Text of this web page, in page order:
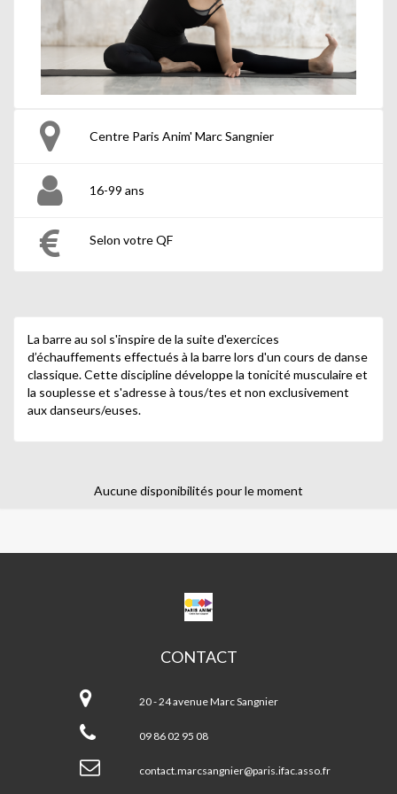
Centre Paris Anim' Marc Sangnier
16-99 ans
Selon votre QF
La barre au sol s'inspire de la suite d'exercices
d’échauffements effectués à la barre lors d'un cours de danse
classique. Cette discipline développe la tonicité musculaire et
la souplesse et s'adresse à tous/tes et non exclusivement
aux danseurs/euses.
Aucune disponibilités pour le moment
CPA
MARC
CONTACT
Marc
Sangnier
20 - 24 avenue Marc Sangnier
09 86 02 95 08
contact.marcsangnier@paris.ifac.asso.fr